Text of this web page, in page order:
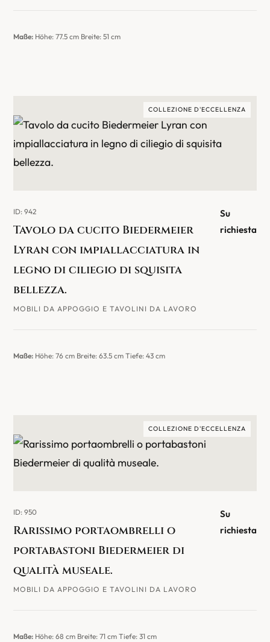
Maße: Höhe: 77.5 cm Breite: 51 cm
COLLEZIONE D'ECCELLENZA
ID: 942
Tavolo da cucito Biedermeier
Lyran con impiallacciatura in
legno di ciliegio di squisita
bellezza.
MOBILI DA APPOGGIO E TAVOLINI DA LAVORO
Su
richiesta
Maße: Höhe: 76 cm Breite: 63.5 cm Tiefe: 43 cm
COLLEZIONE D'ECCELLENZA
ID: 950
Rarissimo portaombrelli o
portabastoni Biedermeier di
qualità museale.
MOBILI DA APPOGGIO E TAVOLINI DA LAVORO
Su
richiesta
Maße: Höhe: 68 cm Breite: 71 cm Tiefe: 31 cm